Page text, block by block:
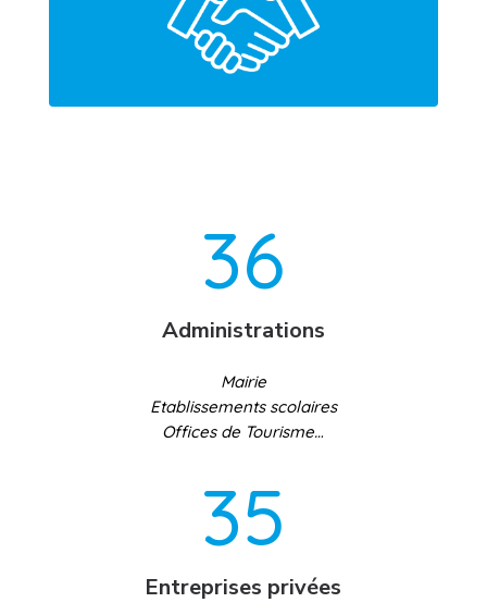
36
Administrations
Mairie
Etablissements scolaires
Offices de Tourisme…
35
Entreprises privées